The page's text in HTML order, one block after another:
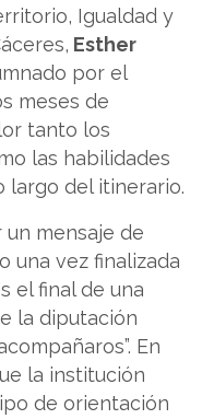
Igualdad y
Esther
por el
meses de
tanto los
las habilidades
largo del itinerario.
un mensaje de
una vez finalizada
el final de una
la diputación
En
la institución
de orientación